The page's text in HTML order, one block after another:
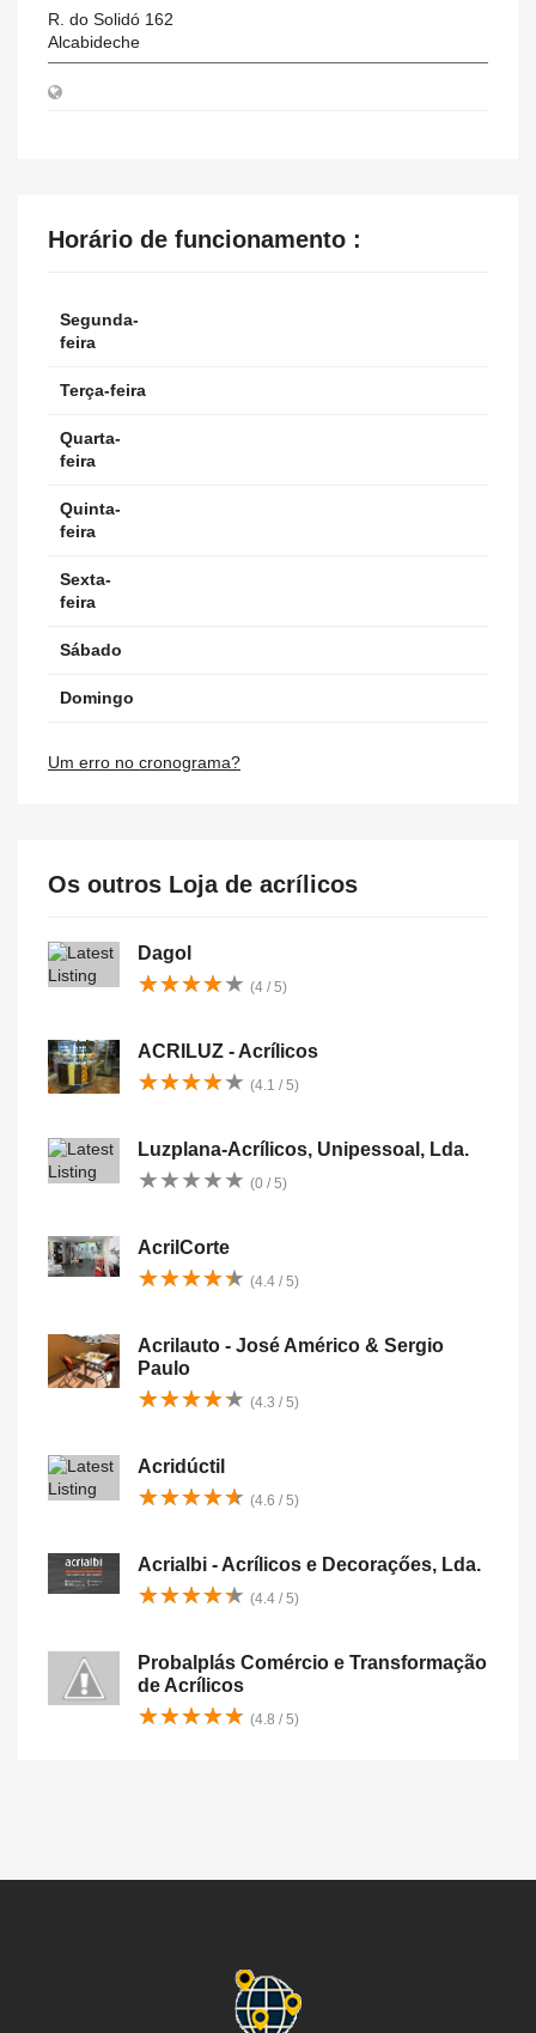
R. do Solidó 162
Alcabideche
Horário de funcionamento :
Segunda-
feira
Terça-feira
Quarta-
feira
Quinta-
feira
Sexta-
feira
Sábado
Domingo
Um erro no cronograma?
Os outros Loja de acrílicos
Dagol
★★★★★
★★★★★ (4 / 5)
ACRILUZ - Acrílicos
★★★★★
★★★★★ (4.1 / 5)
Luzplana-Acrílicos, Unipessoal, Lda.
★★★★★
★★★★★ (0 / 5)
AcrilCorte
★★★★★
★★★★★ (4.4 / 5)
Acrilauto - José Américo & Sergio
Paulo
★★★★★
★★★★★ (4.3 / 5)
Acridúctil
★★★★★
★★★★★ (4.6 / 5)
Acrialbi - Acrílicos e Decoraçőes, Lda.
★★★★★
★★★★★ (4.4 / 5)
Probalplás Comércio e Transformação
de Acrílicos
★★★★★
★★★★★ (4.8 / 5)